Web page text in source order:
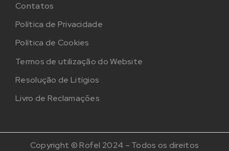
Contatos
Política de Privacidade
Política de Cookies
Termos de utilização do Website
Resolução de Litígios
Livro de Reclamações
Copyright © Rofel 2024 – Todos os direitos